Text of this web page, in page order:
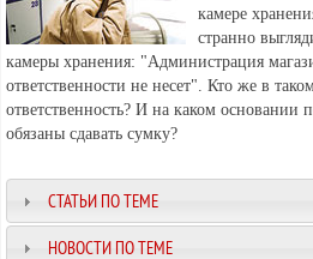
камере
странно
камеры хранения: "Администрация
ответственности не несет". Кто же в
ответственность? И на каком основании
обязаны сдавать сумку?
СТАТЬИ ПО ТЕМЕ
НОВОСТИ ПО ТЕМЕ